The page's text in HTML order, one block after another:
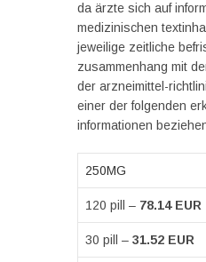
da ärzte sich auf
medizinischen
jeweilige zeitliche
zusammenhang mit
der arzneimittel-
einer der folgenden
informationen
250MG
120 pill – 78.14 EUR
30 pill – 31.52 EUR